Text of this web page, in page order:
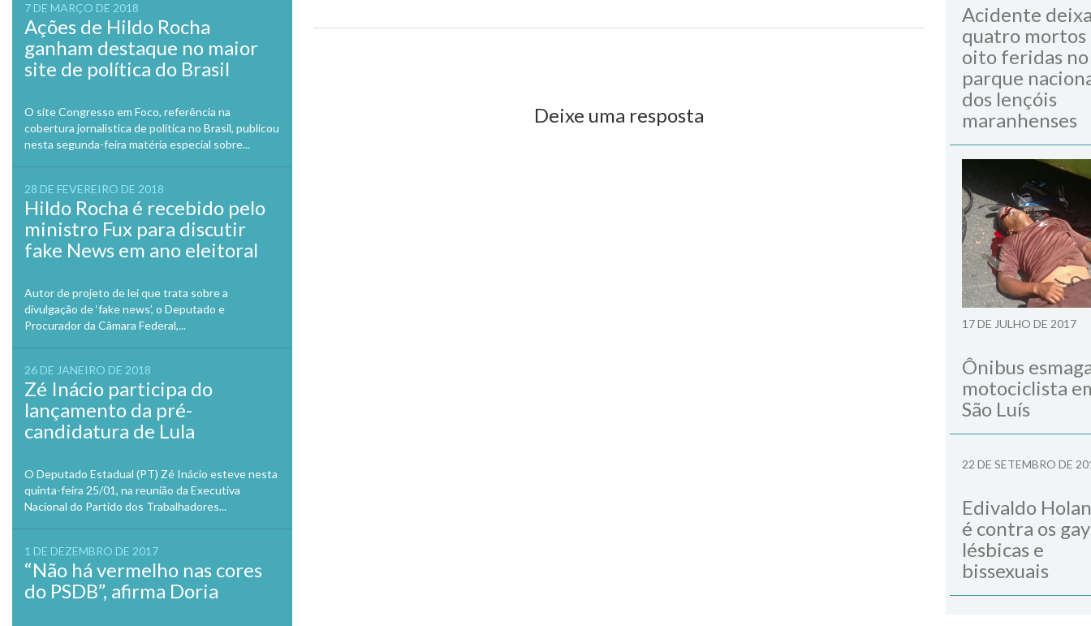
7 DE MARÇO DE 2018
Ações de Hildo Rocha
ganham destaque no maior
site de política do Brasil
O site Congresso em Foco, referência na
cobertura jornalística de política no Brasil, publicou
nesta segunda-feira matéria especial sobre...
28 DE FEVEREIRO DE 2018
Hildo Rocha é recebido pelo
ministro Fux para discutir
fake News em ano eleitoral
Autor de projeto de lei que trata sobre a
divulgação de ‘fake news’, o Deputado e
Procurador da Câmara Federal,...
26 DE JANEIRO DE 2018
Zé Inácio participa do
lançamento da pré-
candidatura de Lula
O Deputado Estadual (PT) Zé Inácio esteve nesta
quinta-feira 25/01, na reunião da Executiva
Nacional do Partido dos Trabalhadores...
1 DE DEZEMBRO DE 2017
“Não há vermelho nas cores
do PSDB”, afirma Doria
Deixe uma resposta
Acidente
quatro mortos
oito feridas no
parque
dos lençóis
maranhenses
17 DE JULHO DE 2017
Ônibus
motociclista
São Luís
22 DE SETEMBRO DE
Edivaldo
é contra os
lésbicas e
bissexuais